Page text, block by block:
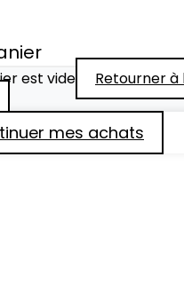
est vide
Retourner à
mes achats